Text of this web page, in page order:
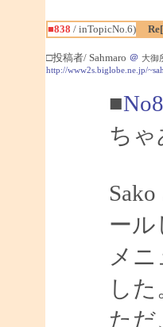
■838 / inTopicNo.6)
□投稿者/ Sahmaro ＠ 大御
http://www2s.biglobe.ne.jp/
■
ちゃ
ー
メ
した
た